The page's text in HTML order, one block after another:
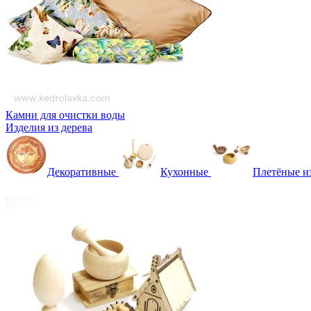
Камни для очистки воды
Изделия из дерева
Декоративные Кухонные Плетёные